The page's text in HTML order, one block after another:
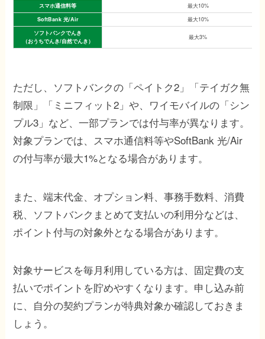
スマホ通信料等
最大10%
SoftBank 光/Air
最大10%
ソフトバンクでんき
（おうちでんき/自然でんき）
最大3%
ただし、ソフトバンクの「ペイトク2」「テイガク無
制限」「ミニフィット2」や、ワイモバイルの「シン
プル3」など、一部プランでは付与率が異なります。
対象プランでは、スマホ通信料等やSoftBank 光/Air
の付与率が最大1%となる場合があります。
また、端末代金、オプション料、事務手数料、消費
税、ソフトバンクまとめて支払いの利用分などは、
ポイント付与の対象外となる場合があります。
対象サービスを毎月利用している方は、固定費の支
払いでポイントを貯めやすくなります。申し込み前
に、自分の契約プランが特典対象か確認しておきま
しょう。